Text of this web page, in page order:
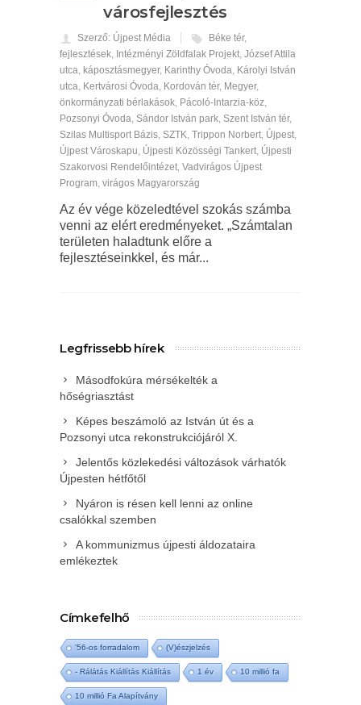
városfejlesztés
Szerző: Újpest Média Béke tér,
fejlesztések, Intézményi Zöldfalak Projekt, József Attila
utca, káposztásmegyer, Karinthy Óvoda, Károlyi István
utca, Kertvárosi Óvoda, Kordován tér, Megyer,
önkormányzati bérlakások, Pácoló-Intarzia-köz,
Pozsonyi Óvoda, Sándor István park, Szent István tér,
Szilas Multisport Bázis, SZTK, Trippon Norbert, Újpest,
Újpest Városkapu, Újpesti Közösségi Tankert, Újpesti
Szakorvosi Rendelőintézet, Vadvirágos Újpest
Program, virágos Magyarország
Az év vége közeledtével szokás számba
venni az elért eredményeket. „Számtalan
területen haladtunk előre a
fejlesztéseinkkel, és már...
Legfrissebb hírek
Másodfokúra mérsékelték a
hőségriasztást
Képes beszámoló az István út és a
Pozsonyi utca rekonstrukciójáról X.
Jelentős közlekedési változások várhatók
Újpesten hétfőtől
Nyáron is résen kell lenni az online
csalókkal szemben
A kommunizmus újpesti áldozataira
emlékeztek
Címkefelhő
'56-os forradalom (V)észjelzés
- Rálátás Kiállítás Kiállítás 1 év 10 millió fa
10 millió Fa Alapítvány